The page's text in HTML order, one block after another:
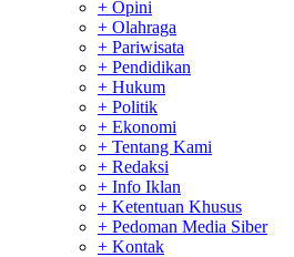
+ Opini
+ Olahraga
+ Pariwisata
+ Pendidikan
+ Hukum
+ Politik
+ Ekonomi
+ Tentang Kami
+ Redaksi
+ Info Iklan
+ Ketentuan Khusus
+ Pedoman Media Siber
+ Kontak